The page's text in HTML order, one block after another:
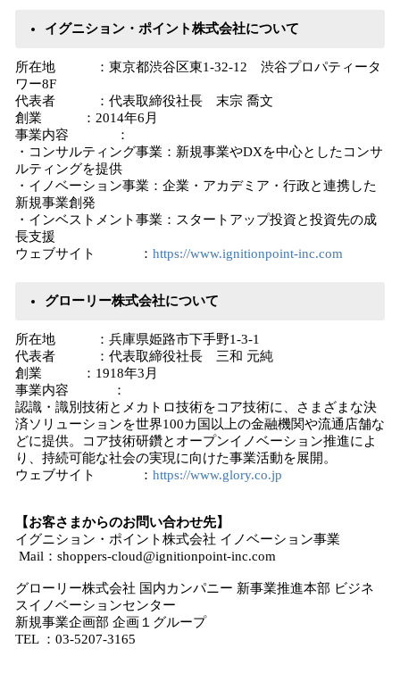
イグニション・ポイント株式会社について
所在地 ：東京都渋谷区東1-32-12 渋谷プロパティータ
ワー8F
代表者 ：代表取締役社長 末宗 喬文
創業 ：2014年6月
事業内容 ：
・コンサルティング事業：新規事業やDXを中心としたコンサ
ルティングを提供
・イノベーション事業：企業・アカデミア・行政と連携した
新規事業創発
・インベストメント事業：スタートアップ投資と投資先の成
長支援
ウェブサイト ： https://www.ignitionpoint-inc.com
グローリー株式会社について
所在地 ：兵庫県姫路市下手野1-3-1
代表者 ：代表取締役社長 三和 元純
創業 ：1918年3月
事業内容 ：
認識・識別技術とメカトロ技術をコア技術に、さまざまな決
済ソリューションを世界100カ国以上の金融機関や流通店舗な
どに提供。コア技術研鑽とオープンイノベーション推進によ
り、持続可能な社会の実現に向けた事業活動を展開。
ウェブサイト ： https://www.glory.co.jp
【お客さまからのお問い合わせ先】
イグニション・ポイント株式会社 イノベーション事業
Mail：shoppers-cloud@ignitionpoint-inc.com
グローリー株式会社 国内カンパニー 新事業推進本部 ビジネ
スイノベーションセンター
新規事業企画部 企画１グループ
TEL ：03-5207-3165